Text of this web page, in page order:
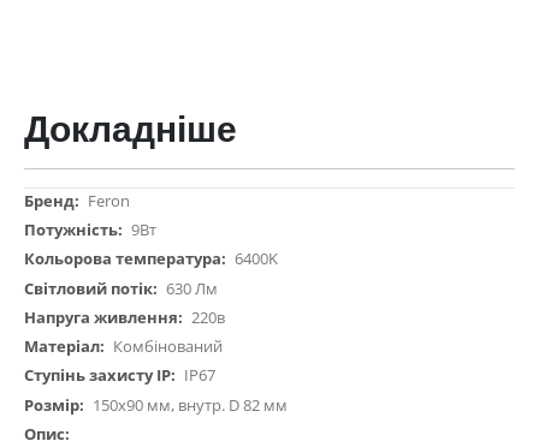
Докладніше
Докладніше
Feron
9Вт
6400K
630 Лм
220в
Комбінований
IP67
150х90 мм, внутр. D 82 мм